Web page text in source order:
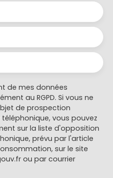
de mes données
au RGPD. Si vous ne
de prospection
vous pouvez
sur la liste d'opposition
prévu par l'article
sur le site
ou par courrier